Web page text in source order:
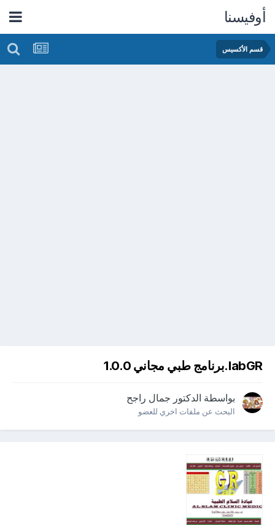
أوفيسنا
قسم الأكسيس
labGR.برنامج طبي مجاني 1.0.0
بواسطة الدكتور جمال راجح
البحث عن ملفات اخري للعضو